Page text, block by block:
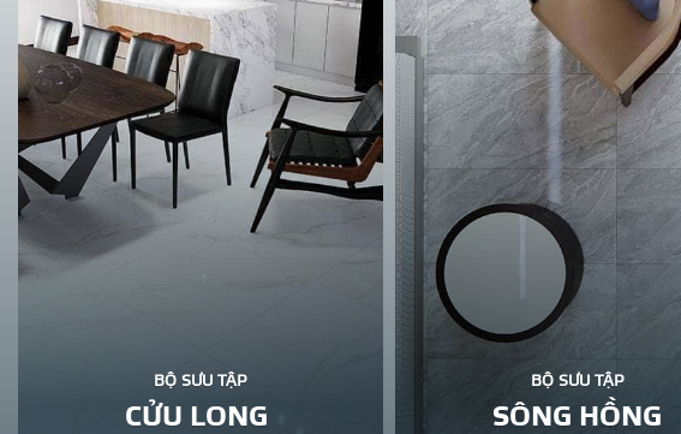
BỘ SƯU TẬP
CỬU LONG
BỘ SƯU TẬP
SÔNG HỒNG